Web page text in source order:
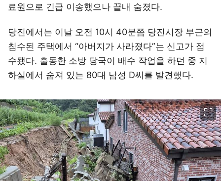
료원으로 긴급 이송했으나 끝내 숨졌다.
당진에서는 이날 오전 10시 40분쯤 당진시장 부근의
침수된 주택에서 “아버지가 사라졌다”는 신고가 접
수됐다. 출동한 소방 당국이 배수 작업을 하던 중 지
하실에서 숨져 있는 80대 남성 D씨를 발견했다.